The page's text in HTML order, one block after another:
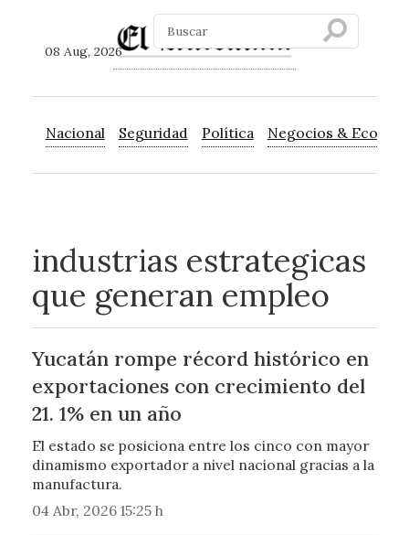
08 Aug, 2026
Nacional Seguridad Política Negocios &
industrias estrategicas
que generan empleo
Yucatán rompe récord histórico en
exportaciones con crecimiento del
21. 1% en un año
El estado se posiciona entre los cinco con mayor
dinamismo exportador a nivel nacional gracias a la
manufactura.
04 Abr, 2026 15:25 h